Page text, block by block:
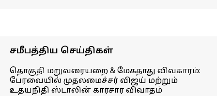
சமீபத்திய செய்திகள்
தொகுதி மறுவரையறை & மேகதாது விவகாரம்:
பேரவையில் முதலமைச்சர் விஜய் மற்றும்
உதயநிதி ஸ்டாலின் காரசார விவாதம்